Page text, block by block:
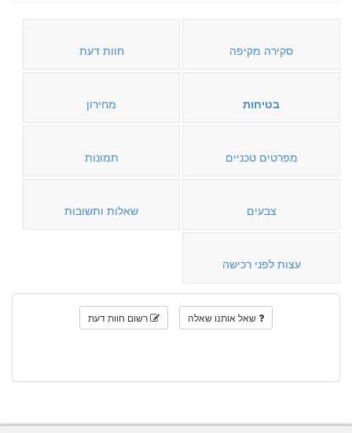
סקירה מקיפה חוות דעת
בטיחות מחירון
מפרטים טכניים תמונות
צבעים שאלות ותשובות
עצות לפני רכישה
שאל אותנו שאלה רשום חוות דעת